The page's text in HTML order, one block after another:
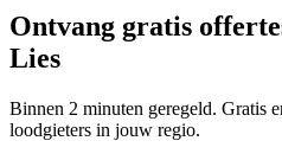
Ontvang gratis
Lies
Binnen 2 minuten geregeld. Gratis
loodgieters in jouw regio.